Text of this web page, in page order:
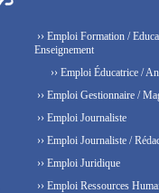
›› Emploi Formation /
Enseignement
›› Emploi Éducatrice /
›› Emploi Gestionnaire /
›› Emploi Journaliste
›› Emploi Journaliste /
›› Emploi Juridique
›› Emploi Ressources